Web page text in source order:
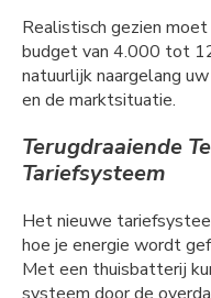
Realistisch gezien
budget van 4.000 tot
natuurlijk naargelang
en de marktsituatie.
Terugdraaiende
Tariefsysteem
Het nieuwe
hoe je energie wordt
Met een thuisbatterij